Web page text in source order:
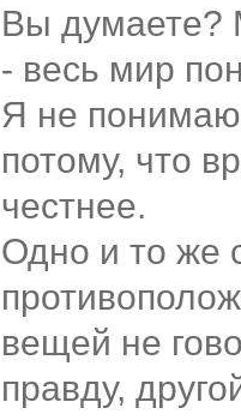
Вы думаете?
- весь мир
Я не
потому, что
честнее.
Одно и то же
вещей не
правду,